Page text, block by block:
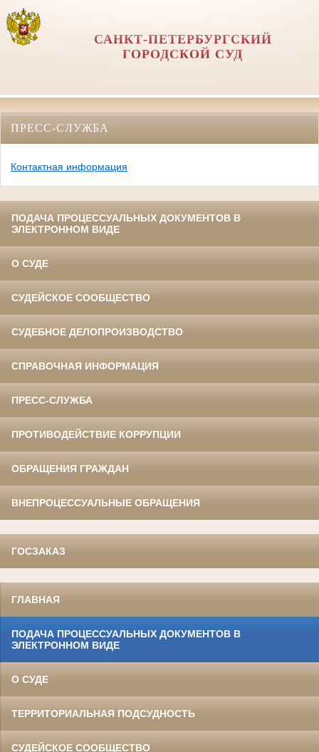
САНКТ-ПЕТЕРБУРГСКИЙ
ГОРОДСКОЙ СУД
ПРЕСС-СЛУЖБА
Контактная информация
ПОДАЧА ПРОЦЕССУАЛЬНЫХ ДОКУМЕНТОВ В
ЭЛЕКТРОННОМ ВИДЕ
О СУДЕ
СУДЕЙСКОЕ СООБЩЕСТВО
СУДЕБНОЕ ДЕЛОПРОИЗВОДСТВО
СПРАВОЧНАЯ ИНФОРМАЦИЯ
ПРЕСС-СЛУЖБА
ПРОТИВОДЕЙСТВИЕ КОРРУПЦИИ
ОБРАЩЕНИЯ ГРАЖДАН
ВНЕПРОЦЕССУАЛЬНЫЕ ОБРАЩЕНИЯ
ГОСЗАКАЗ
ГЛАВНАЯ
ПОДАЧА ПРОЦЕССУАЛЬНЫХ ДОКУМЕНТОВ В
ЭЛЕКТРОННОМ ВИДЕ
О СУДЕ
ТЕРРИТОРИАЛЬНАЯ ПОДСУДНОСТЬ
СУДЕЙСКОЕ СООБЩЕСТВО